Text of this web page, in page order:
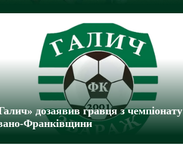
дозаявив гравця з чемпіонату
Франківщини